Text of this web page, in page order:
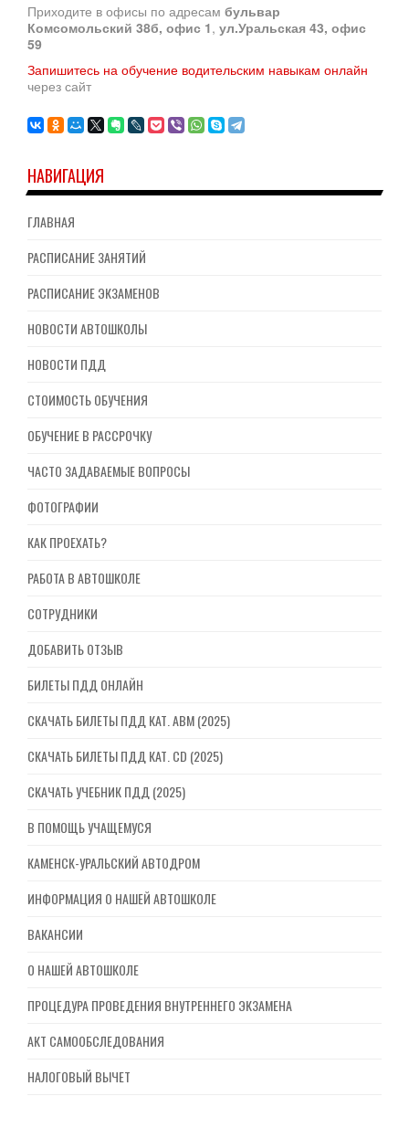
Приходите в офисы по адресам бульвар
Комсомольский 38б, офис 1, ул.Уральская 43, офис
59
Запишитесь на обучение водительским навыкам онлайн
через сайт
НАВИГАЦИЯ
ГЛАВНАЯ
РАСПИСАНИЕ ЗАНЯТИЙ
РАСПИСАНИЕ ЭКЗАМЕНОВ
НОВОСТИ АВТОШКОЛЫ
НОВОСТИ ПДД
СТОИМОСТЬ ОБУЧЕНИЯ
ОБУЧЕНИЕ В РАССРОЧКУ
ЧАСТО ЗАДАВАЕМЫЕ ВОПРОСЫ
ФОТОГРАФИИ
КАК ПРОЕХАТЬ?
РАБОТА В АВТОШКОЛЕ
СОТРУДНИКИ
ДОБАВИТЬ ОТЗЫВ
БИЛЕТЫ ПДД ОНЛАЙН
СКАЧАТЬ БИЛЕТЫ ПДД КАТ. ABM (2025)
СКАЧАТЬ БИЛЕТЫ ПДД КАТ. CD (2025)
СКАЧАТЬ УЧЕБНИК ПДД (2025)
В ПОМОЩЬ УЧАЩЕМУСЯ
КАМЕНСК-УРАЛЬСКИЙ АВТОДРОМ
ИНФОРМАЦИЯ О НАШЕЙ АВТОШКОЛЕ
ВАКАНСИИ
О НАШЕЙ АВТОШКОЛЕ
ПРОЦЕДУРА ПРОВЕДЕНИЯ ВНУТРЕННЕГО ЭКЗАМЕНА
АКТ САМООБСЛЕДОВАНИЯ
НАЛОГОВЫЙ ВЫЧЕТ